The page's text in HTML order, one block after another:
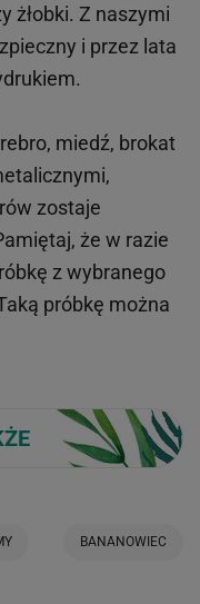
żłobki. Z naszymi
i przez lata
miedź, brokat
zostaje
że w razie
z wybranego
próbkę można
BANANOWIEC